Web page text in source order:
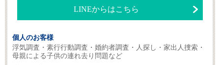
LINEからはこちら
個人のお客様
浮気調査・素行行動調査・婚約者調査・人探し・家出人捜索・
母親による子供の連れ去り問題など